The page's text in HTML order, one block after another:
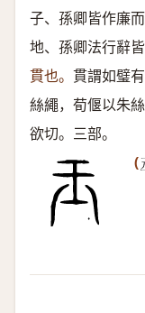
子、孫卿皆作廉
地、孫卿法行辭皆
貫也。 貫謂如璧
絲繩，荀偃以朱
欲切。三部。
(